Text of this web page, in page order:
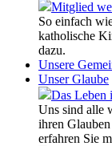
Mitglied
So einfach
katholische
dazu.
Unsere
Unser Glaube
Das Leben
Uns sind alle
ihren
erfahren Sie